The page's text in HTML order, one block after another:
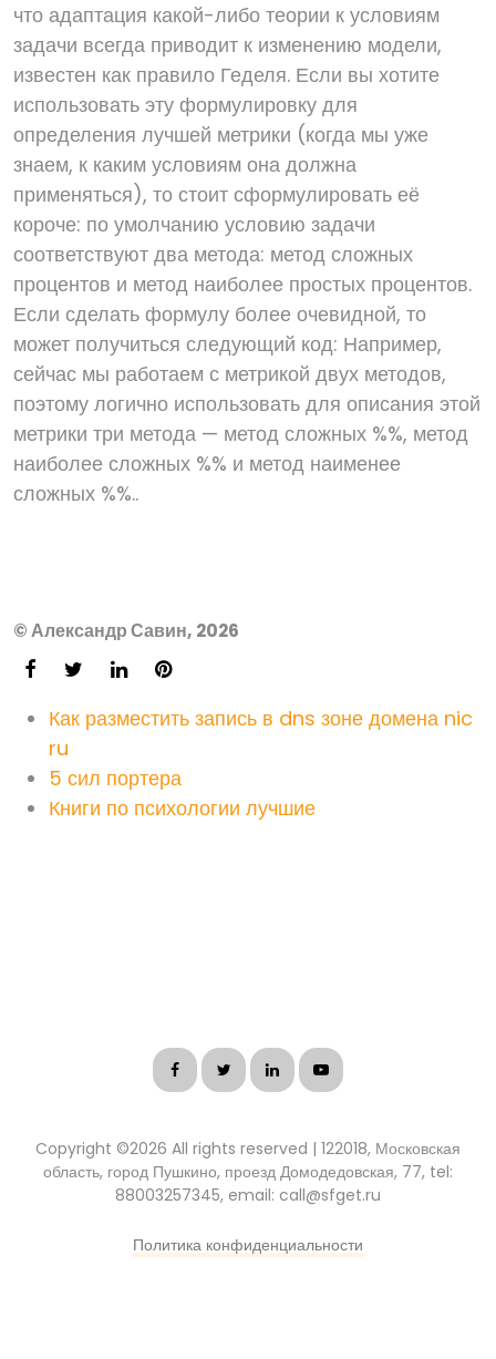
что адаптация какой-либо теории к условиям
задачи всегда приводит к изменению модели,
известен как правило Геделя. Если вы хотите
использовать эту формулировку для
определения лучшей метрики (когда мы уже
знаем, к каким условиям она должна
применяться), то стоит сформулировать её
короче: по умолчанию условию задачи
соответствуют два метода: метод сложных
процентов и метод наиболее простых процентов.
Если сделать формулу более очевидной, то
может получиться следующий код: Например,
сейчас мы работаем с метрикой двух методов,
поэтому логично использовать для описания этой
метрики три метода — метод сложных %%, метод
наиболее сложных %% и метод наименее
сложных %%..
© Александр Савин, 2026
Как разместить запись в dns зоне домена nic
ru
5 сил портера
Книги по психологии лучшие
Copyright ©2026 All rights reserved | 122018, Московская
область, город Пушкино, проезд Домодедовская, 77, tel:
88003257345, email: call@sfget.ru
Политика конфиденциальности